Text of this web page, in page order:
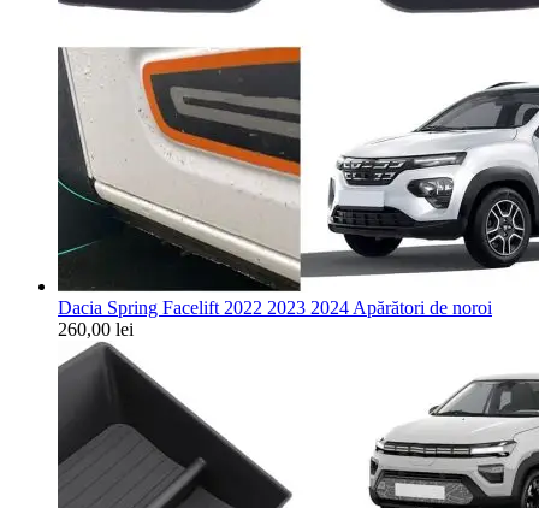
Dacia Spring Facelift 2022 2023 2024 Apărători de noroi
260,00 lei